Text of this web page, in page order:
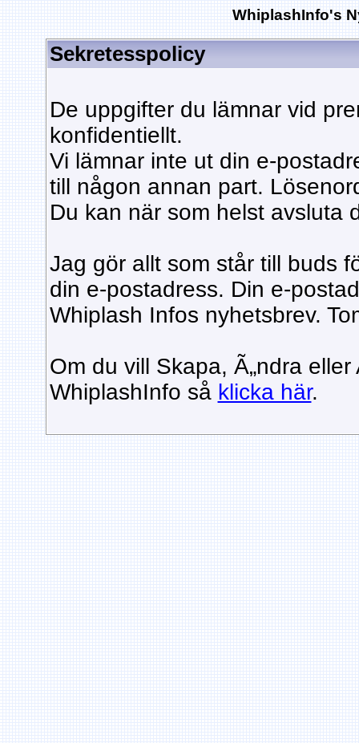
WhiplashInfo's
Sekretesspolicy
De uppgifter du lämnar vid
konfidentiellt.
Vi lämnar inte ut din e-
till någon annan part.
Du kan när som helst avsluta
Jag gör allt som står till buds
din e-postadress. Din e-
Whiplash Infos nyhetsbrev.
Om du vill Skapa, Ã„ndra
WhiplashInfo så klicka här.